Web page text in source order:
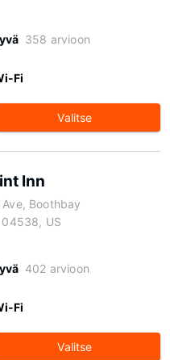
358 arvioon
Fi
Valitse
Inn
Boothbay
04538, US
402 arvioon
Fi
Valitse